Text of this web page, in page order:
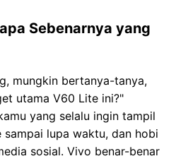
Sebenarnya yang
mungkin bertanya-tanya,
utama V60 Lite ini?"
yang selalu ingin tampil
sampai lupa waktu, dan hobi
sosial. Vivo benar-benar